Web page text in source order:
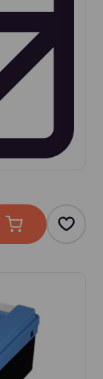
In winkelwagen